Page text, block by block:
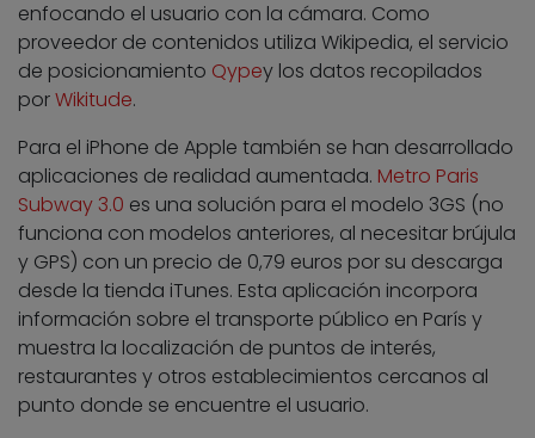
enfocando el usuario con la cámara. Como
proveedor de contenidos utiliza Wikipedia, el servicio
de posicionamiento Qypey los datos recopilados
porWikitude.
Para el iPhone de Apple también se han desarrollado
aplicaciones de realidad aumentada. Metro Paris
Subway 3.0 es una solución para el modelo 3GS (no
funciona con modelos anteriores, al necesitar brújula
y GPS) con un precio de 0,79 euros por su descarga
desde la tienda iTunes. Esta aplicación incorpora
información sobre el transporte público en París y
muestra la localización de puntos de interés,
restaurantes y otros establecimientos cercanos al
punto donde se encuentre el usuario.